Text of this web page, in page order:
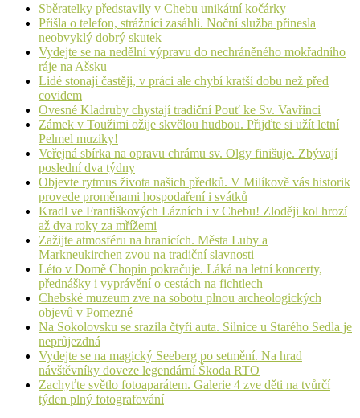
Sběratelky představily v Chebu unikátní kočárky
Přišla o telefon, strážníci zasáhli. Noční služba přinesla
neobvyklý dobrý skutek
Vydejte se na nedělní výpravu do nechráněného mokřadního
ráje na Ašsku
Lidé stonají častěji, v práci ale chybí kratší dobu než před
covidem
Ovesné Kladruby chystají tradiční Pouť ke Sv. Vavřinci
Zámek v Toužimi ožije skvělou hudbou. Přijďte si užít letní
Pelmel muziky!
Veřejná sbírka na opravu chrámu sv. Olgy finišuje. Zbývají
poslední dva týdny
Objevte rytmus života našich předků. V Milíkově vás historik
provede proměnami hospodaření i svátků
Kradl ve Františkových Lázních i v Chebu! Zloději kol hrozí
až dva roky za mřížemi
Zažijte atmosféru na hranicích. Města Luby a
Markneukirchen zvou na tradiční slavnosti
Léto v Domě Chopin pokračuje. Láká na letní koncerty,
přednášky i vyprávění o cestách na fichtlech
Chebské muzeum zve na sobotu plnou archeologických
objevů v Pomezné
Na Sokolovsku se srazila čtyři auta. Silnice u Starého Sedla je
neprůjezdná
Vydejte se na magický Seeberg po setmění. Na hrad
návštěvníky doveze legendární Škoda RTO
Zachyťte světlo fotoaparátem. Galerie 4 zve děti na tvůrčí
týden plný fotografování